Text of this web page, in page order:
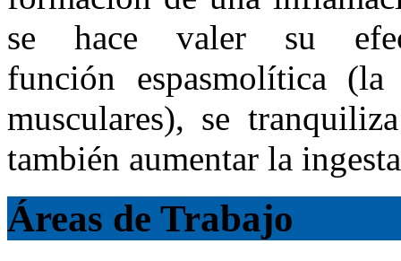
se hace valer su
función espasmolítica
musculares), se
también aumentar la
Áreas de Trabajo